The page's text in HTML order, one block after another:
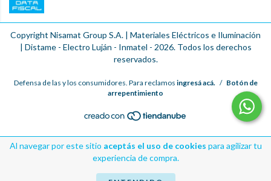
Al navegar por este sitio aceptás el uso de cookies para agilizar tu
experiencia de compra.
Copyright Nisamat Group S.A. | Materiales Eléctricos e Iluminación
| Distame - Electro Luján - Inmatel - 2026. Todos los derechos
reservados.
Defensa de las y los consumidores. Para reclamos ingresá acá. / Botón de
arrepentimiento